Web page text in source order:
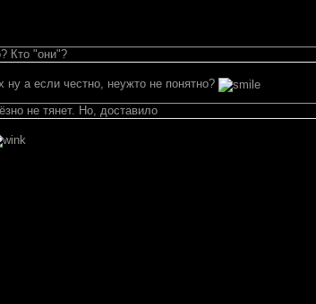
Кто "они"?
ну а если честно, неужто не понятно?
не тянет. Но, доставило